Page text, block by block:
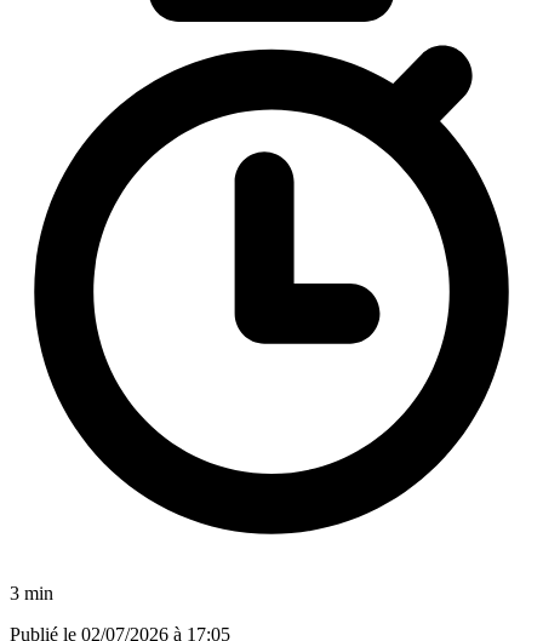
3 min
Publié le 02/07/2026 à 17:05